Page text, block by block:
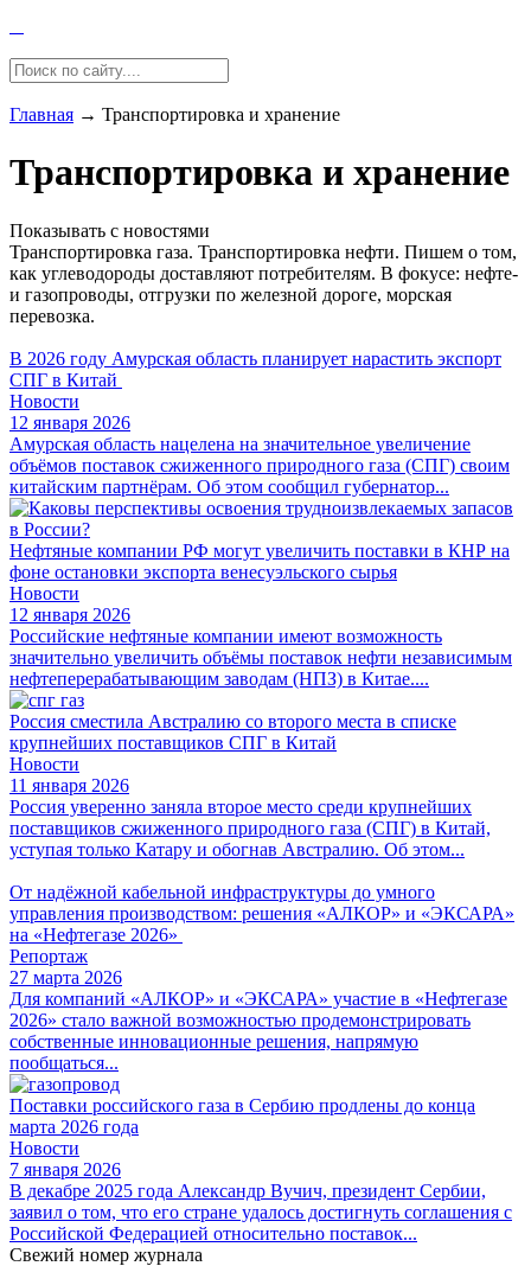
Главная → Транспортировка и хранение
Транспортировка и хранение
Показывать с новостями
Транспортировка газа. Транспортировка нефти. Пишем о том,
как углеводороды доставляют потребителям. В фокусе: нефте-
и газопроводы, отгрузки по железной дороге, морская
перевозка.
В 2026 году Амурская область планирует нарастить экспорт
СПГ в Китай
Новости
12 января 2026
Амурская область нацелена на значительное увеличение
объёмов поставок сжиженного природного газа (СПГ) своим
китайским партнёрам. Об этом сообщил губернатор...
Нефтяные компании РФ могут увеличить поставки в КНР на
фоне остановки экспорта венесуэльского сырья
Новости
12 января 2026
Российские нефтяные компании имеют возможность
значительно увеличить объёмы поставок нефти независимым
нефтеперерабатывающим заводам (НПЗ) в Китае....
Россия сместила Австралию со второго места в списке
крупнейших поставщиков СПГ в Китай
Новости
11 января 2026
Россия уверенно заняла второе место среди крупнейших
поставщиков сжиженного природного газа (СПГ) в Китай,
уступая только Катару и обогнав Австралию. Об этом...
От надёжной кабельной инфраструктуры до умного
управления производством: решения «АЛКОР» и «ЭКСАРА»
на «Нефтегазе 2026»
Репортаж
27 марта 2026
Для компаний «АЛКОР» и «ЭКСАРА» участие в «Нефтегазе
2026» стало важной возможностью продемонстрировать
собственные инновационные решения, напрямую
пообщаться...
Поставки российского газа в Сербию продлены до конца
марта 2026 года
Новости
7 января 2026
В декабре 2025 года Александр Вучич, президент Сербии,
заявил о том, что его стране удалось достигнуть соглашения с
Российской Федерацией относительно поставок...
Свежий номер журнала